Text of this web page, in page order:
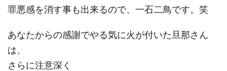
罪悪感を消す事も出来るので、一石二鳥です。笑
あなたからの感謝でやる気に火が付いた旦那さん
は、
さらに注意深く